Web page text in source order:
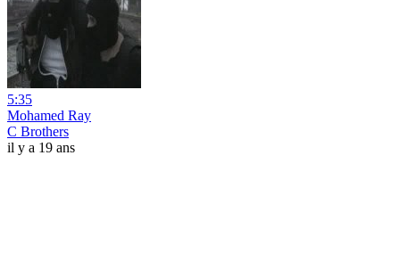
5:35
Mohamed Ray
C Brothers
il y a 19 ans